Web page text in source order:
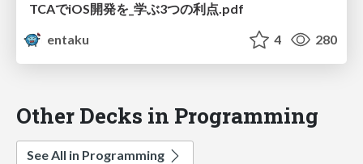
TCAでiOS開発を_学ぶ3つの利点.pdf
entaku
4 280
Other Decks in Programming
See All in Programming